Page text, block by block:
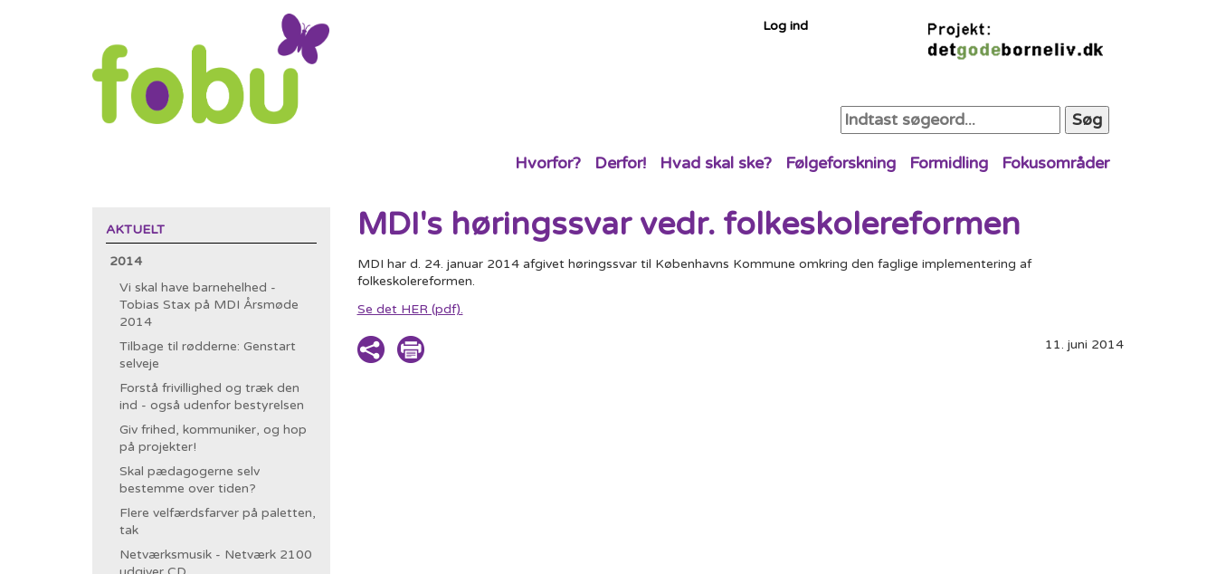
Log ind
Søg
Hvorfor? Derfor! Hvad skal ske? Følgeforskning Formidling Fokusområder
AKTUELT
2014
Vi skal have barnehelhed -
Tobias Stax på MDI Årsmøde
2014
Tilbage til rødderne: Genstart
selveje
Forstå frivillighed og træk den
ind - også udenfor bestyrelsen
Giv frihed, kommuniker, og hop
på projekter!
Skal pædagogerne selv
bestemme over tiden?
Flere velfærdsfarver på paletten,
tak
Netværksmusik - Netværk 2100
MDI's høringssvar vedr. folkeskolereformen
MDI har d. 24. januar 2014 afgivet høringssvar til Københavns Kommune omkring den faglige implementering af
folkeskolereformen.
Se det HER (pdf).
11. juni 2014